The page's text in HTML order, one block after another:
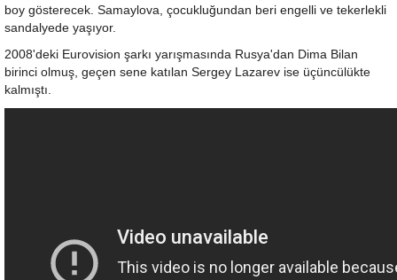
boy gösterecek. Samaylova, çocukluğundan beri engelli ve tekerlekli
sandalyede yaşıyor.
2008'deki Eurovision şarkı yarışmasında Rusya'dan Dima Bilan
birinci olmuş, geçen sene katılan Sergey Lazarev ise üçüncülükte
kalmıştı.